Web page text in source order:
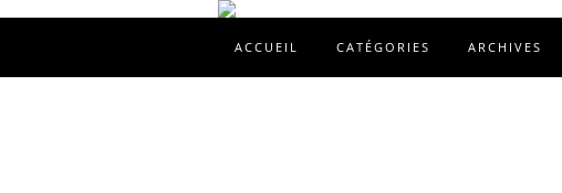
ACCUEIL CATÉGORIES ARCHIVES